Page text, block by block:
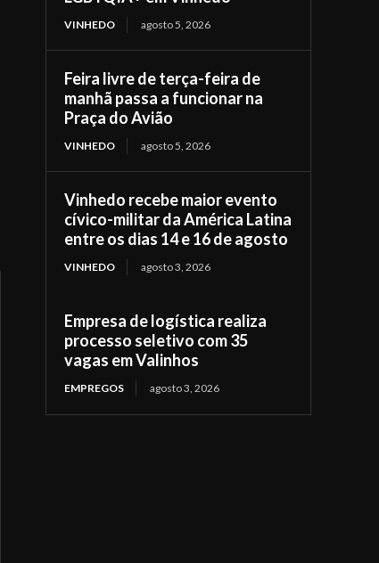
VINHEDO agosto 5, 2026
Feira livre de terça-feira de
manhã passa a funcionar na
Praça do Avião
VINHEDO agosto 5, 2026
Vinhedo recebe maior evento
cívico-militar da América Latina
entre os dias 14 e 16 de agosto
VINHEDO agosto 3, 2026
Empresa de logística realiza
processo seletivo com 35
vagas em Valinhos
EMPREGOS agosto 3, 2026